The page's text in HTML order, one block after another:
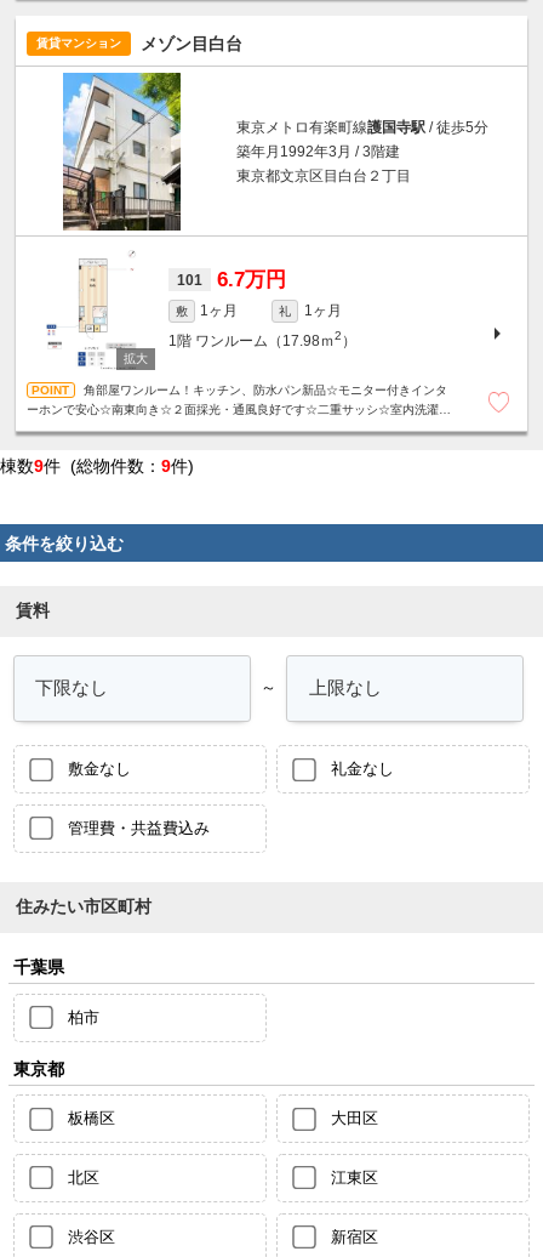
賃貸マンション メゾン目白台
東京メトロ有楽町線護国寺駅 / 徒歩5分
築年月1992年3月 / 3階建
東京都文京区目白台２丁目
101 6.7万円
敷 1ヶ月 礼
1ヶ月
1階 ワンルーム（17.98ｍ2 ）
角部屋ワンルーム！キッチン、防水パン新品☆モニター付きインタ
ーホンで安心☆南東向き☆２面採光・通風良好です☆二重サッシ☆室内洗濯機
棟数9件 (総物件数： 9件)
条件を絞り込む
賃料
～
敷金なし 礼金なし
管理費・共益費込み
住みたい市区町村
千葉県
柏市
東京都
板橋区 大田区
北区 江東区
渋谷区 新宿区